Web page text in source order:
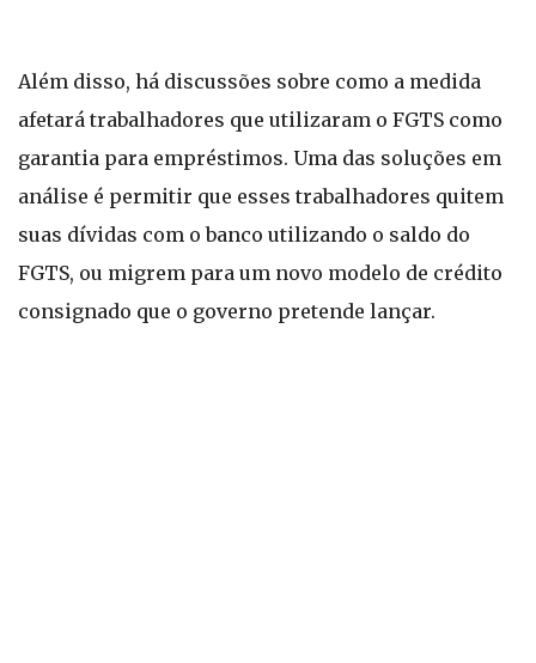
Além disso, há discussões sobre como a medida
afetará trabalhadores que utilizaram o FGTS como
garantia para empréstimos. Uma das soluções em
análise é permitir que esses trabalhadores quitem
suas dívidas com o banco utilizando o saldo do
FGTS, ou migrem para um novo modelo de crédito
consignado que o governo pretende lançar.